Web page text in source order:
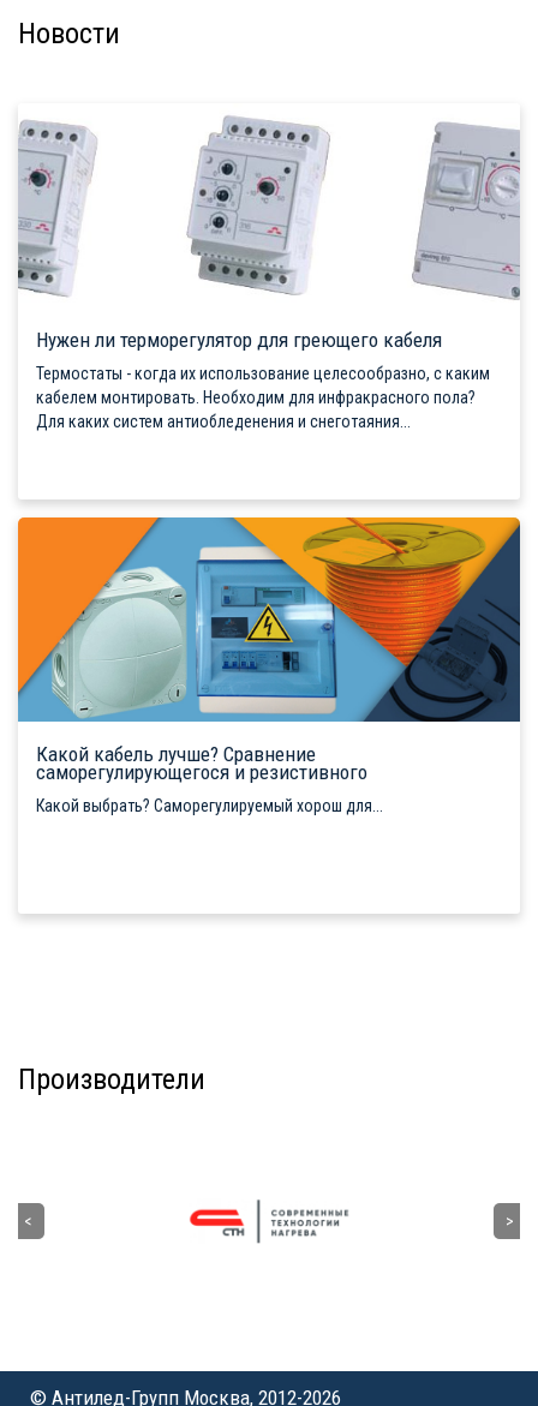
Новости
Нужен ли терморегулятор для греющего кабеля
Термостаты - когда их использование целесообразно, с каким
кабелем монтировать. Необходим для инфракрасного пола?
Для каких систем антиобледенения и снеготаяния...
Какой кабель лучше? Сравнение
саморегулирующегося и резистивного
Какой выбрать? Саморегулируемый хорош для...
Производители
© Антилед-Групп Москва, 2012-2026